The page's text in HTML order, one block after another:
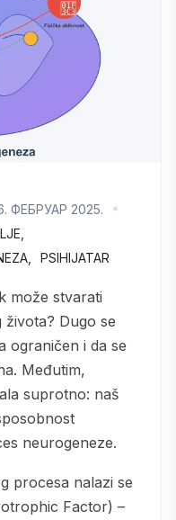
ФЕБРУАР 2025.
PSIHIJATAR
Dugo se
ograničen i da se
Međutim,
suprotno: naš
neurogeneze.
Factor) –